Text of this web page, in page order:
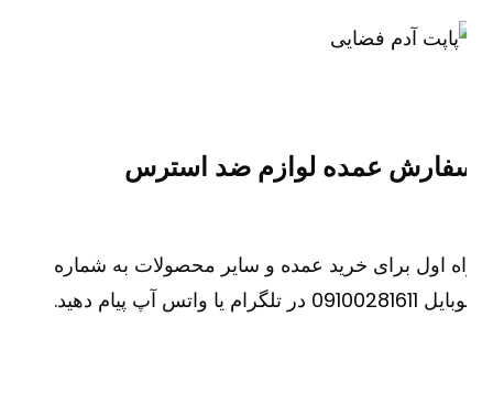
عمده لوازم ضد استرس
اول برای خرید عمده و سایر محصولات به شماره
در تلگرام یا واتس آپ پیام دهید.